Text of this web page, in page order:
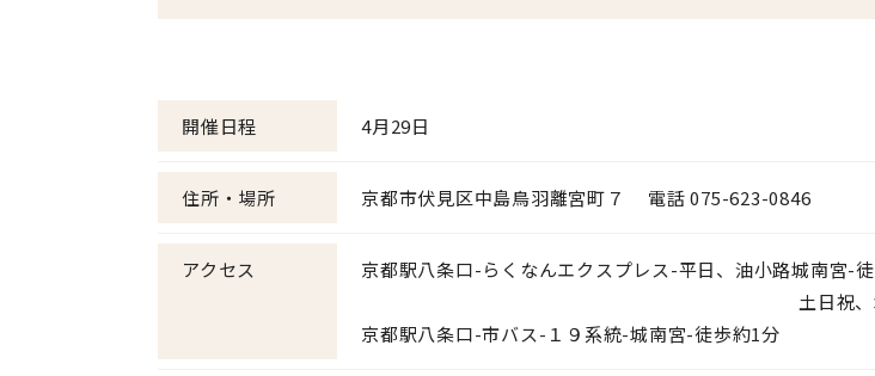
開催日程 4月29日
住所・場所 京都市伏見区中島鳥羽離宮町７ 電話 075-623-0846
アクセス
京都駅八条口-らくなんエクスプレス-平日、油小路城南宮-
土日祝、城南宮-徒
京都駅八条口-市バス-１９系統-城南宮-徒歩約1分